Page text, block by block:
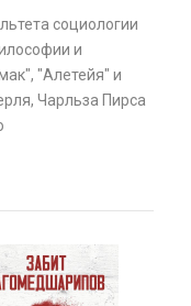
социологии
и
"Алетейя" и
Чарльза Пирса